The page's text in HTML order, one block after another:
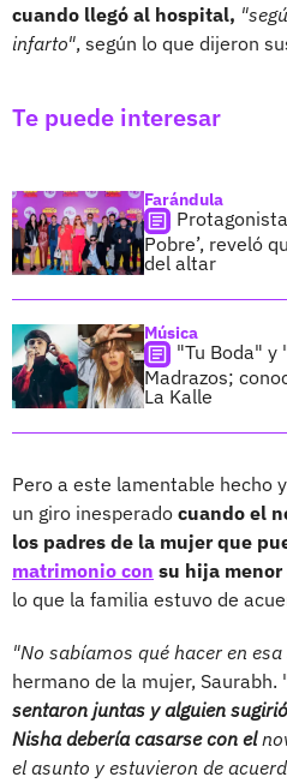
cuando llegó al hospital,
infarto", según lo que dijeron
Te puede interesar
Farándula
Pobre’, reveló
del altar
Música
"Tu Boda" y
Madrazos;
La Kalle
Pero a este lamentable hecho
un giro inesperado cuando el
los padres de la mujer que
matrimonio con su hija menor
lo que la familia estuvo de
"No sabíamos qué hacer en
hermano de la mujer, Saurabh.
sentaron juntas y alguien
Nisha debería casarse con el
el asunto y estuvieron de